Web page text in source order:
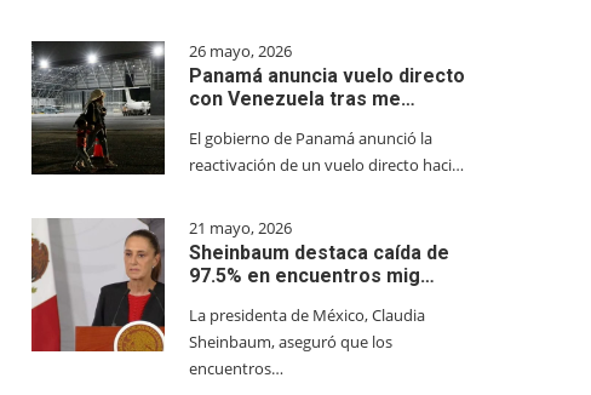
26 mayo, 2026
Panamá anuncia vuelo directo
con Venezuela tras me…
El gobierno de Panamá anunció la
reactivación de un vuelo directo haci…
21 mayo, 2026
Sheinbaum destaca caída de
97.5% en encuentros mig…
La presidenta de México, Claudia
Sheinbaum, aseguró que los
encuentros…